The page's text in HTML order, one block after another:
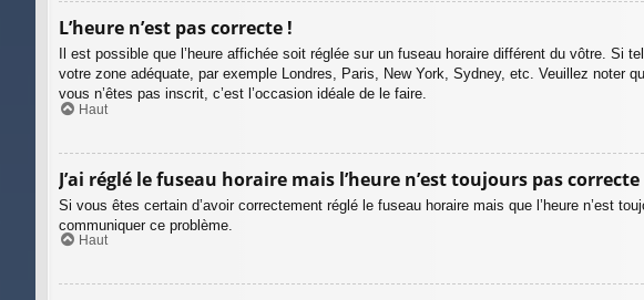
L’heure n’est pas correcte !
Il est possible que l’heure affichée soit réglée sur un fuseau horaire différent du vôtre.
votre zone adéquate, par exemple Londres, Paris, New York, Sydney, etc. Veuillez noter
vous n’êtes pas inscrit, c’est l’occasion idéale de le faire.
Haut
J’ai réglé le fuseau horaire mais l’heure n’est toujours pas correcte
Si vous êtes certain d’avoir correctement réglé le fuseau horaire mais que l’heure n’est
communiquer ce problème.
Haut